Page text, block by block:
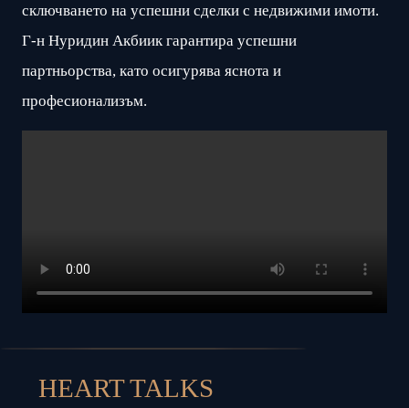
сключването на успешни сделки с недвижими имоти.
Г-н Нуридин Акбиик гарантира успешни
партньорства, като осигурява яснота и
професионализъм.
HEART TALKS